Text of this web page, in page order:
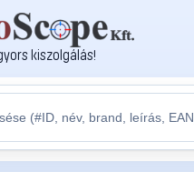
kiszolgálás!